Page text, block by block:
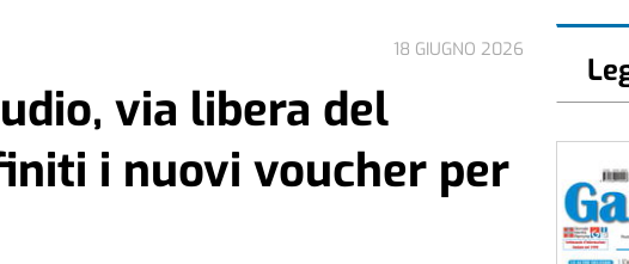
18 GIUGNO 2026
via libera del
i nuovi voucher per